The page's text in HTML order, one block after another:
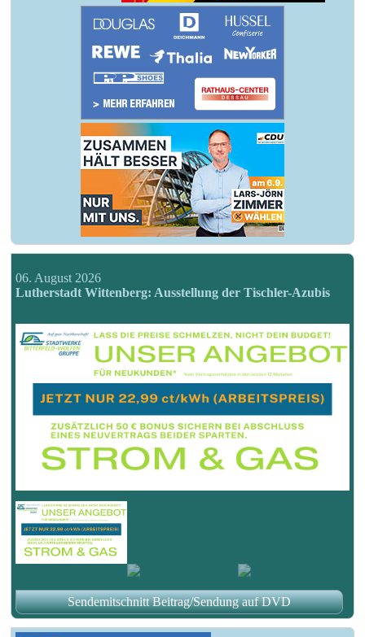
06. August 2026
Lutherstadt Wittenberg: Ausstellung der Tischler-Azubis
Sendemitschnitt Beitrag/Sendung auf DVD